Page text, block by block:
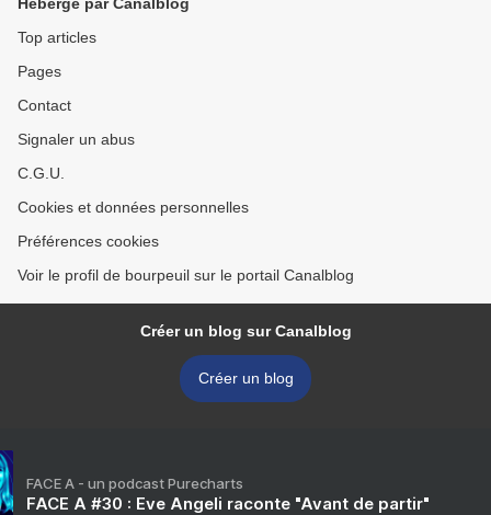
Top articles
Pages
Contact
Signaler un abus
C.G.U.
Cookies et données personnelles
Préférences cookies
Voir le profil de bourpeuil sur le portail Canalblog
Créer un blog sur Canalblog
Créer un blog
FACE A - un podcast Purecharts
FACE A #30 : Eve Angeli raconte "Avant de partir"